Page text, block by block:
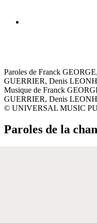
Paroles de Franck
GUERRIER, Denis
Musique de Franck
GUERRIER, Denis
© UNIVERSAL MUSIC
Paroles de la